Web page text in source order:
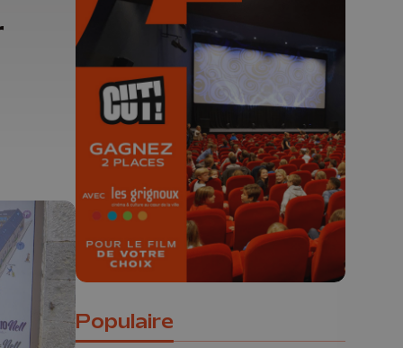
🎬 Concours CUT x
Les Grignoux ✨
Concours permanent - 2 places à
gagner chaque semaine !
Populaire